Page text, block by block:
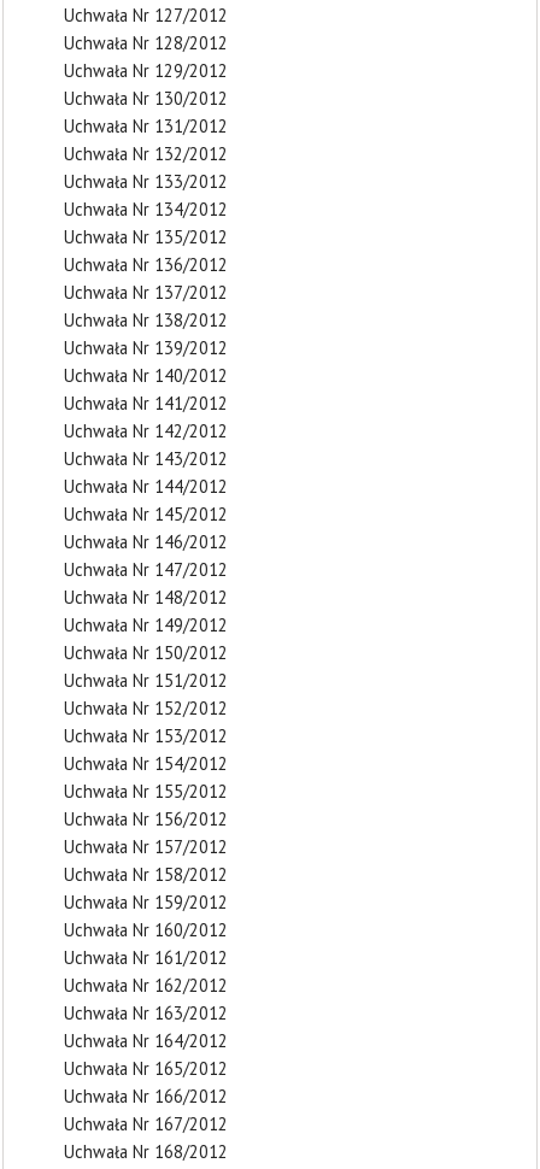
Uchwała Nr 127/2012
Uchwała Nr 128/2012
Uchwała Nr 129/2012
Uchwała Nr 130/2012
Uchwała Nr 131/2012
Uchwała Nr 132/2012
Uchwała Nr 133/2012
Uchwała Nr 134/2012
Uchwała Nr 135/2012
Uchwała Nr 136/2012
Uchwała Nr 137/2012
Uchwała Nr 138/2012
Uchwała Nr 139/2012
Uchwała Nr 140/2012
Uchwała Nr 141/2012
Uchwała Nr 142/2012
Uchwała Nr 143/2012
Uchwała Nr 144/2012
Uchwała Nr 145/2012
Uchwała Nr 146/2012
Uchwała Nr 147/2012
Uchwała Nr 148/2012
Uchwała Nr 149/2012
Uchwała Nr 150/2012
Uchwała Nr 151/2012
Uchwała Nr 152/2012
Uchwała Nr 153/2012
Uchwała Nr 154/2012
Uchwała Nr 155/2012
Uchwała Nr 156/2012
Uchwała Nr 157/2012
Uchwała Nr 158/2012
Uchwała Nr 159/2012
Uchwała Nr 160/2012
Uchwała Nr 161/2012
Uchwała Nr 162/2012
Uchwała Nr 163/2012
Uchwała Nr 164/2012
Uchwała Nr 165/2012
Uchwała Nr 166/2012
Uchwała Nr 167/2012
Uchwała Nr 168/2012